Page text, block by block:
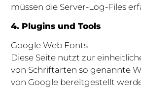
müssen die Server-Log-Files
4. Plugins und Tools
Google Web Fonts
Diese Seite nutzt zur
von Schriftarten so genannte
von Google bereitgestellt